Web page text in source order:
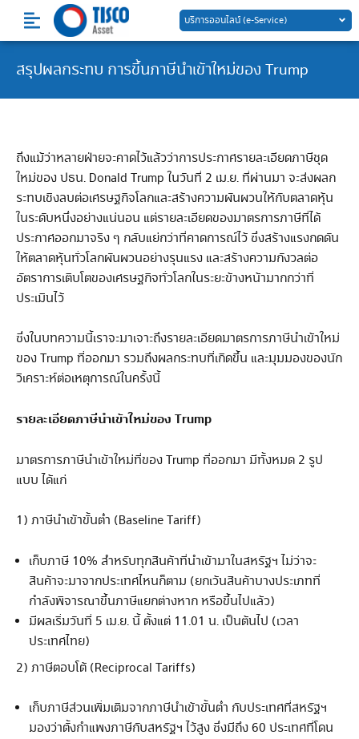
content
บริการออนไลน์ (e-Service)
สรุปผลกระทบ การขึ้นภาษีนำเข้าใหม่ของ Trump
ถึงแม้ว่าหลายฝ่ายจะคาดไว้แล้วว่าการประกาศรายละเอียดภาษีชุด
ใหม่ของ ปธน. Donald Trump ในวันที่ 2 เม.ย. ที่ผ่านมา จะส่งผลก
ระทบเชิงลบต่อเศรษฐกิจโลกและสร้างความผันผวนให้กับตลาดหุ้น
ในระดับหนึ่งอย่างแน่นอน แต่รายละเอียดของมาตรการภาษีที่ได้
ประกาศออกมาจริง ๆ กลับแย่กว่าที่คาดการณ์ไว้ ซึ่งสร้างแรงกดดัน
ให้ตลาดหุ้นทั่วโลกผันผวนอย่างรุนแรง และสร้างความกังวลต่อ
อัตราการเติบโตของเศรษฐกิจทั่วโลกในระยะข้างหน้ามากกว่าที่
ประเมินไว้
ซึ่งในบทความนี้เราจะมาเจาะถึงรายละเอียดมาตรการภาษีนำเข้าใหม่
ของ Trump ที่ออกมา รวมถึงผลกระทบที่เกิดขึ้น และมุมมองของนัก
วิเคราะห์ต่อเหตุการณ์ในครั้งนี้
รายละเอียดภาษีนำเข้าใหม่ของ Trump
มาตรการภาษีนำเข้าใหม่ที่ของ Trump ที่ออกมา มีทั้งหมด 2 รูป
แบบ ได้แก่
1) ภาษีนำเข้าขั้นต่ำ (Baseline Tariff)
เก็บภาษี 10% สำหรับทุกสินค้าที่นำเข้ามาในสหรัฐฯ ไม่ว่าจะ
สินค้าจะมาจากประเทศไหนก็ตาม (ยกเว้นสินค้าบางประเภทที่
กำลังพิจารณาขึ้นภาษีแยกต่างหาก หรือขึ้นไปแล้ว)
มีผลเริ่มวันที่ 5 เม.ย. นี้ ตั้งแต่ 11.01 น. เป็นต้นไป (เวลา
ประเทศไทย)
2) ภาษีตอบโต้ (Reciprocal Tariffs)
เก็บภาษีส่วนเพิ่มเติมจากภาษีนำเข้าขั้นต่ำ กับประเทศที่สหรัฐฯ
มองว่าตั้งกำแพงภาษีกับสหรัฐฯ ไว้สูง ซึ่งมีถึง 60 ประเทศที่โดน